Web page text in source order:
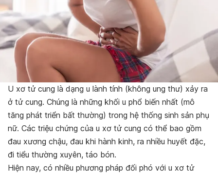
U xơ tử cung là dạng u lành tính (không ung thư) xảy ra
ở tử cung. Chúng là những khối u phổ biến nhất (mô
tăng phát triển bất thường) trong hệ thống sinh sản phụ
nữ. Các triệu chứng của u xơ tử cung có thể bao gồm
đau xương chậu, đau khi hành kinh, ra nhiều huyết đặc,
đi tiểu thường xuyên, táo bón.
Hiện nay, có nhiều phương pháp đối phó với u xơ tử